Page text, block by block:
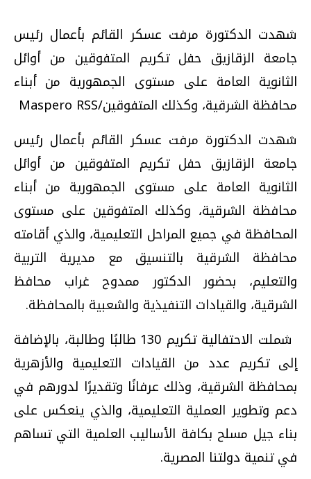
شهدت الدكتورة مرفت عسكر القائم بأعمال رئيس
جامعة الزقازيق حفل تكريم المتفوقين من أوائل
الثانوية العامة على مستوى الجمهورية من أبناء
محافظة الشرقية، وكذلك المتفوقين/Maspero RSS
شهدت الدكتورة مرفت عسكر القائم بأعمال رئيس
جامعة الزقازيق حفل تكريم المتفوقين من أوائل
الثانوية العامة على مستوى الجمهورية من أبناء
محافظة الشرقية، وكذلك المتفوقين على مستوى
المحافظة في جميع المراحل التعليمية، والذي أقامته
محافظة الشرقية بالتنسيق مع مديرية التربية
والتعليم، بحضور الدكتور ممدوح غراب محافظ
الشرقية، والقيادات التنفيذية والشعبية بالمحافظة.
شملت الاحتفالية تكريم 130 طالبًا وطالبة، بالإضافة
إلى تكريم عدد من القيادات التعليمية والأزهرية
بمحافظة الشرقية، وذلك عرفانًا وتقديرًا لدورهم في
دعم وتطوير العملية التعليمية، والذي ينعكس على
بناء جيل مسلح بكافة الأساليب العلمية التي تساهم
في تنمية دولتنا المصرية.